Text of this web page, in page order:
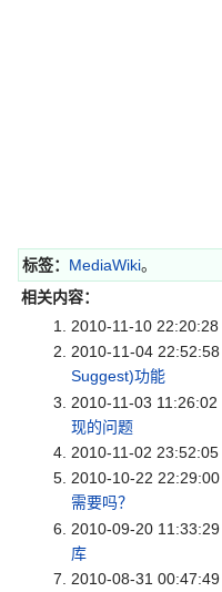
标签： MediaWiki。
相关内容：
2010-11-10 22:20:28
2010-11-04 22:52:58
Suggest)功能
2010-11-03 11:26:02
现的问题
2010-11-02 23:52:05
2010-10-22 22:29:00
需要吗？
2010-09-20 11:33:29
库
2010-08-31 00:47:49